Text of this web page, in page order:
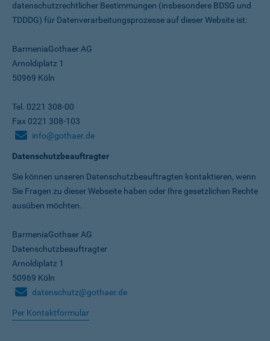
datenschutz­rechtlicher Bestimmungen (insbesondere BDSG und
TDDDG) für Daten­verarbeitungs­prozesse auf dieser Website ist:
BarmeniaGothaer AG
Arnoldiplatz 1
50969 Köln
Tel. 0221 308-00
Fax 0221 308-103
info@gothaer.de
Datenschutzbeauftragter
Sie können unseren Datenschutz­beauftragten kontaktieren, wenn
Sie Fragen zu dieser Webseite haben oder Ihre gesetzlichen Rechte
ausüben möchten.
BarmeniaGothaer AG
Datenschutzbeauftragter
Arnoldiplatz 1
50969 Köln
datenschutz@gothaer.de
Per Kontaktformular